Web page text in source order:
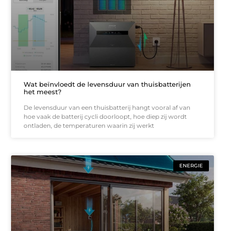
Wat beïnvloedt de levensduur van thuisbatterijen
het meest?
De levensduur van een thuisbatterij hangt vooral af van
hoe vaak de batterij cycli doorloopt, hoe diep zij wordt
ontladen, de temperaturen waarin zij werkt
ENERGIE